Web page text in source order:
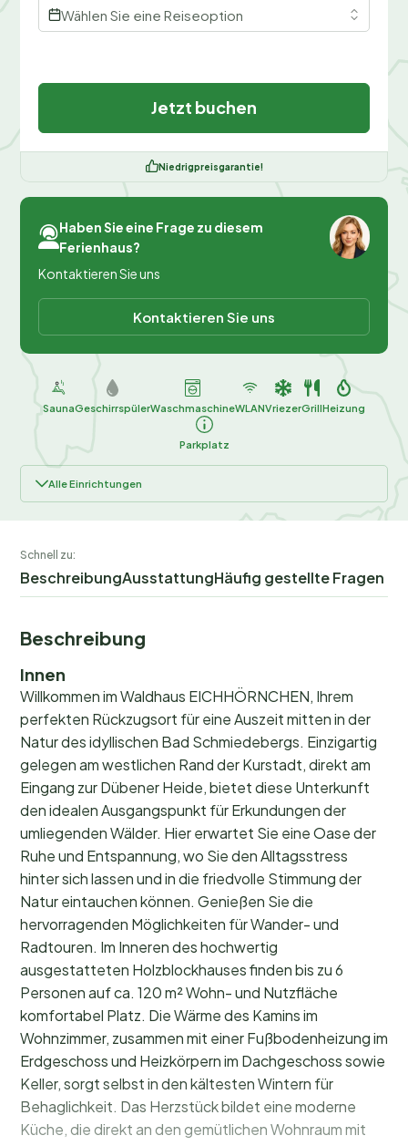
Wählen Sie eine Reiseoption
Jetzt buchen
Niedrigpreisgarantie!
Haben Sie eine Frage zu diesem
Ferienhaus?
Kontaktieren Sie uns
Kontaktieren Sie uns
SaunaGeschirrspülerWaschmaschineWLANVriezerGrillHeizung
Parkplatz
Alle Einrichtungen
Schnell zu:
BeschreibungAusstattungHäufig gestellte Fragen
Beschreibung
Innen
Willkommen im Waldhaus EICHHÖRNCHEN, Ihrem
perfekten Rückzugsort für eine Auszeit mitten in der
Natur des idyllischen Bad Schmiedebergs. Einzigartig
gelegen am westlichen Rand der Kurstadt, direkt am
Eingang zur Dübener Heide, bietet diese Unterkunft
den idealen Ausgangspunkt für Erkundungen der
umliegenden Wälder. Hier erwartet Sie eine Oase der
Ruhe und Entspannung, wo Sie den Alltagsstress
hinter sich lassen und in die friedvolle Stimmung der
Natur eintauchen können. Genießen Sie die
hervorragenden Möglichkeiten für Wander- und
Radtouren. Im Inneren des hochwertig
ausgestatteten Holzblockhauses finden bis zu 6
Personen auf ca. 120 m² Wohn- und Nutzfläche
komfortabel Platz. Die Wärme des Kamins im
Wohnzimmer, zusammen mit einer Fußbodenheizung im
Erdgeschoss und Heizkörpern im Dachgeschoss sowie
Keller, sorgt selbst in den kältesten Wintern für
Behaglichkeit. Das Herzstück bildet eine moderne
Küche, die direkt an den gemütlichen Wohnraum mit